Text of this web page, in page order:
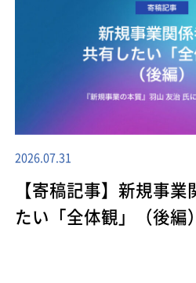
2026.07.31
【寄稿記事】新規事
たい「全体観」（後編）